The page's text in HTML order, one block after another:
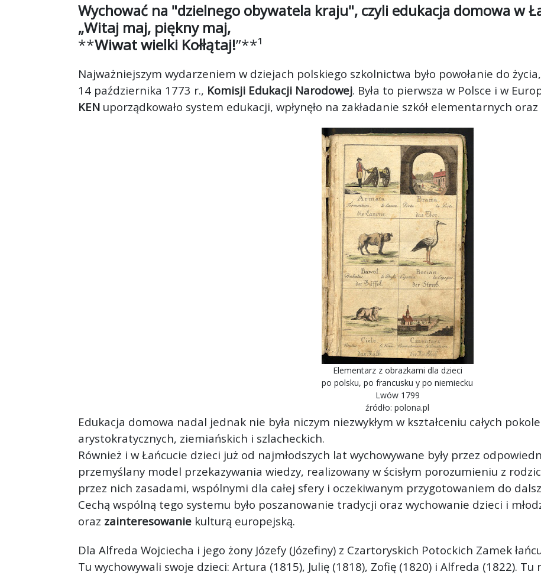
Wychować na "dzielnego obywatela kraju", czyli edukacja domowa w
„Witaj maj, piękny maj,
**Wiwat wielki Kołłątaj!”**¹
Najważniejszym wydarzeniem w dziejach polskiego szkolnictwa było powołanie do
14 października 1773 r., Komisji Edukacji Narodowej. Była to pierwsza w Polsce i w
KEN uporządkowało system edukacji, wpłynęło na zakładanie szkół elementarnych
Elementarz z obrazkami dla dzieci
po polsku, po francusku y po niemiecku
Lwów 1799
źródło: polona.pl
Edukacja domowa nadal jednak nie była niczym niezwykłym w kształceniu całych
arystokratycznych, ziemiańskich i szlacheckich.
Również i w Łańcucie dzieci już od najmłodszych lat wychowywane były przez
przemyślany model przekazywania wiedzy, realizowany w ścisłym porozumieniu z
przez nich zasadami, wspólnymi dla całej sfery i oczekiwanym przygotowaniem do
Cechą wspólną tego systemu było poszanowanie tradycji oraz wychowanie dzieci i
oraz zainteresowanie kulturą europejską.
Dla Alfreda Wojciecha i jego żony Józefy (Józefiny) z Czartoryskich Potockich Zamek
Tu wychowywali swoje dzieci: Artura (1815), Julię (1818), Zofię (1820) i Alfreda (1822).